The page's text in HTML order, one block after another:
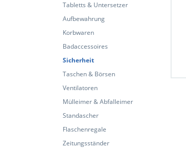
Tabletts & Untersetzer
Aufbewahrung
Korbwaren
Badaccessoires
Sicherheit
Taschen & Börsen
Ventilatoren
Mülleimer & Abfalleimer
Standascher
Flaschenregale
Zeitungsständer